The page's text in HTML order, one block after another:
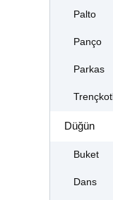
Palto
Panço
Parkas
Düğün
Buket
Dans